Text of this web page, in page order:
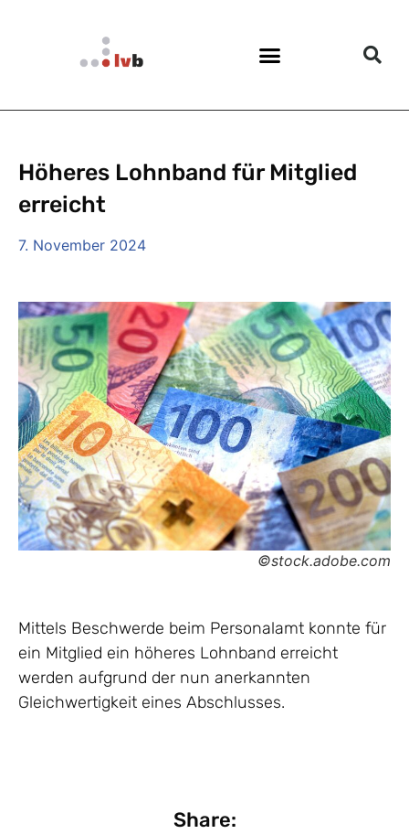
Höheres Lohnband für Mitglied
erreicht
7. November 2024
©stock.adobe.com
Mittels Beschwerde beim Personalamt konnte für
ein Mitglied ein höheres Lohnband erreicht
werden aufgrund der nun anerkannten
Gleichwertigkeit eines Abschlusses.
Share: